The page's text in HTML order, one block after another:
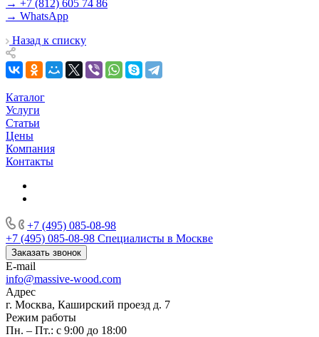
→ +7 (812) 605 74 86
→ WhatsApp
Назад к списку
Каталог
Услуги
Статьи
Цены
Компания
Контакты
+7 (495) 085-08-98
+7 (495) 085-08-98 Специалисты в Москве
Заказать звонок
E-mail
info@massive-wood.com
Адрес
г. Москва, Каширский проезд д. 7
Режим работы
Пн. – Пт.: с 9:00 до 18:00